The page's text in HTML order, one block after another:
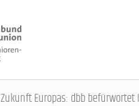
Zukunft Europas: dbb befürwortet